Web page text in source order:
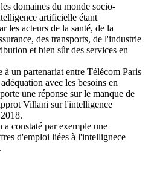
domaines du monde socio-
artificielle étant
les acteurs de la santé, de la
des transports, de l'industrie
et bien sûr des services en
à un partenariat entre Télécom Paris
avec les besoins en
une réponse sur le manque de
Villani sur l'intelligence
constaté par exemple une
d'emploi liées à l'intellignece